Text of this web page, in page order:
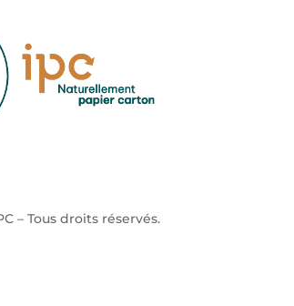
– Tous droits réservés.